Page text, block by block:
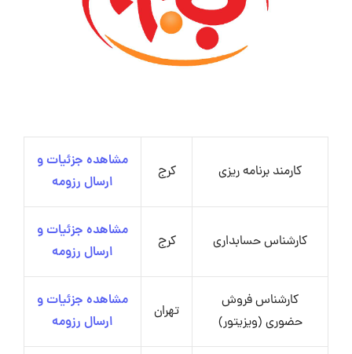
کارمند برنامه ریزی کرج
مشاهده جزئیات و
ارسال رزومه
کارشناس حسابداری کرج
مشاهده جزئیات و
ارسال رزومه
کارشناس فروش
حضوری (ویزیتور)
تهران
مشاهده جزئیات و
ارسال رزومه